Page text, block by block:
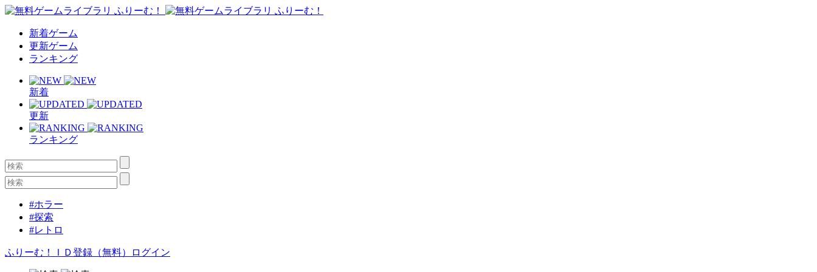
新着ゲーム
更新ゲーム
ランキング
新着
更新
ランキング
#ホラー
#探索
#レトロ
ふりーむ！ＩＤ登録（無料） ログイン